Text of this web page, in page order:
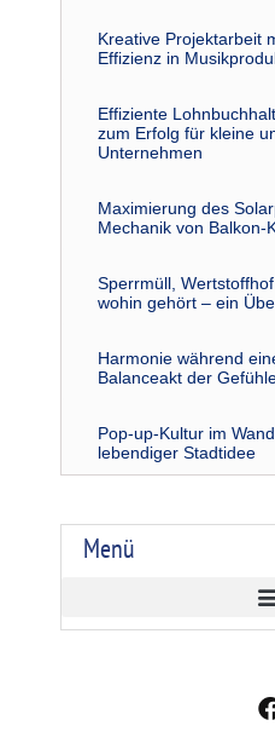
Kreative Projektarbeit
Effizienz in
Effiziente
zum Erfolg für kleine
Unternehmen
Maximierung des
Mechanik von Balkon-
Sperrmüll,
wohin gehört – ein
Harmonie während
Balanceakt der
Pop-up-Kultur im
lebendiger Stadtidee
Menü